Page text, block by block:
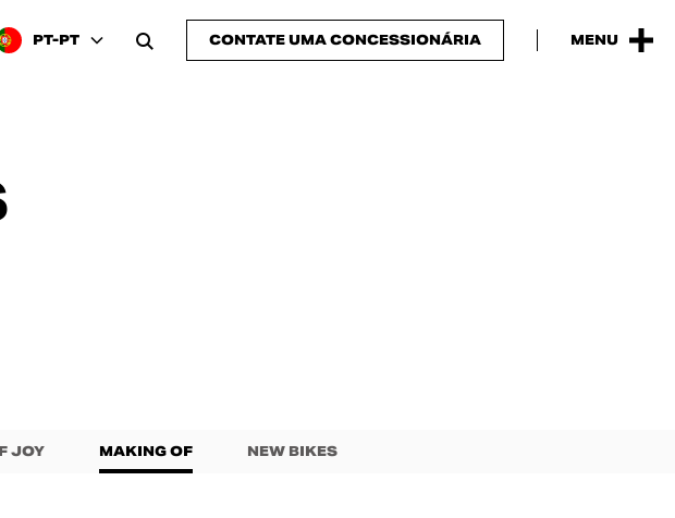
PT-PT CONTATE UMA CONCESSIONÁRIA MENU
JOY MAKING OF NEW BIKES